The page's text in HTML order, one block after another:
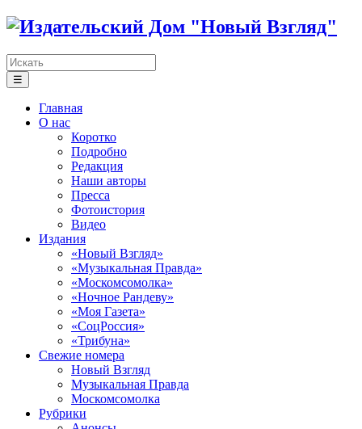
☰
Главная
О нас
Коротко
Подробно
Редакция
Наши авторы
Пресса
Фотоистория
Видео
Издания
«Новый Взгляд»
«Музыкальная Правда»
«Москомсомолка»
«Ночное Рандеву»
«Моя Газета»
«СоцРоссия»
«Трибуна»
Свежие номера
Новый Взгляд
Музыкальная Правда
Москомсомолка
Рубрики